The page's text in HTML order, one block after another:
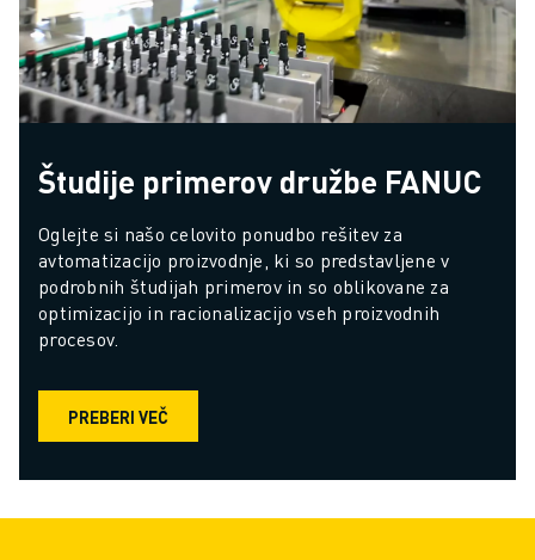
Študije primerov družbe FANUC
Oglejte si našo celovito ponudbo rešitev za
avtomatizacijo proizvodnje, ki so predstavljene v
podrobnih študijah primerov in so oblikovane za
optimizacijo in racionalizacijo vseh proizvodnih
procesov.
PREBERI VEČ